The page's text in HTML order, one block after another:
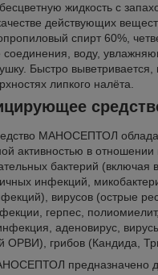
жидкость с
действующих
спирт 60%,
воду,
Быстро выветривается,
липкого налёта.
МАНОСЕПТОЛ
активностью в
бактерий (включая
инфекций,
вирусов (острые
герпес,
аденовирус,
ОРВИ), грибов (Кандида,
предназначено